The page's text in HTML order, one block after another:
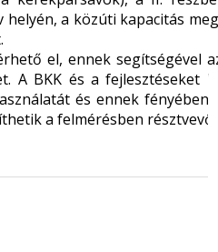
helyén, a közúti kapacitás
el, ennek segítségével
A BKK és a fejlesztéseket
és ennek
a felmérésben résztvevők.